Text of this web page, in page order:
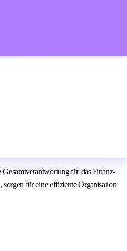
für das Finanz-
sorgen für eine effiziente Organisation